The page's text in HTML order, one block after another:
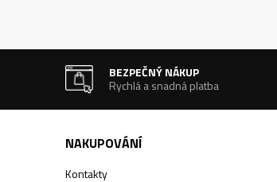
BEZPEČNÝ NÁKUP
Rychlá a snadná platba
NAKUPOVÁNÍ
Kontakty